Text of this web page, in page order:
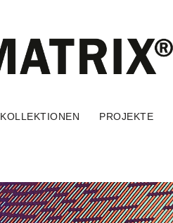
KOLLEKTIONEN PROJEKTE